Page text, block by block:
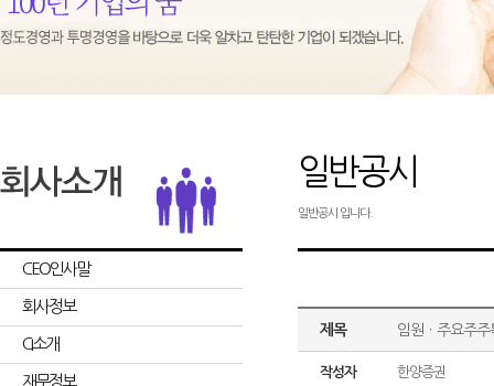
CEO인사말
회사정보
CI소개
재무정보
일반공시
일반공시 입니다.
제목 임원ㆍ주요주
작성자 한양증권